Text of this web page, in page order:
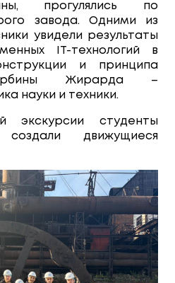
прогулялись по
завода. Одними из
увидели результаты
IT-технологий в
и принципа
Жирарда –
науки и техники.
экскурсии студенты
движущиеся